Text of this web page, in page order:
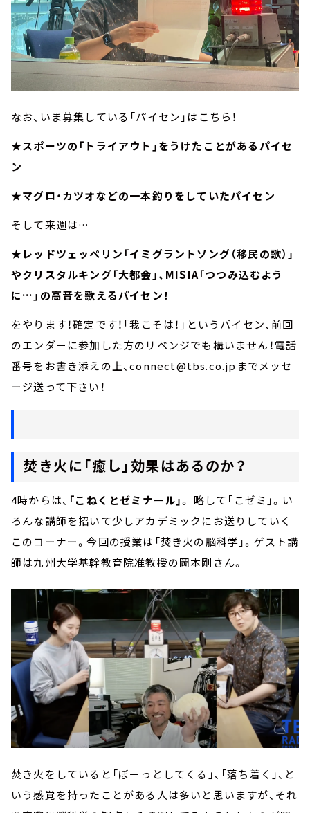
なお、いま募集している「パイセン」はこちら！
★スポーツの「トライアウト」をうけたことがあるパイセ
ン
★マグロ・カツオなどの一本釣りをしていたパイセン
そして来週は…
★レッドツェッペリン「イミグラントソング（移民の歌）」
やクリスタルキング「大都会」、MISIA「つつみ込むよう
に…」の高音を歌えるパイセン！
をやります！確定です！「我こそは！」というパイセン、前回
のエンダーに参加した方のリベンジでも構いません！電話
番号をお書き添えの上、connect@tbs.co.jpまでメッセ
ージ送って下さい！
焚き火に「癒し」効果はあるのか？
4時からは、 「こねくとゼミナール」。 略して「こゼミ」。い
ろんな講師を招いて少しアカデミックにお送りしていく
このコーナー。今回の授業は「焚き火の脳科学」。ゲスト講
師は九州大学基幹教育院准教授の岡本剛さん。
焚き火をしていると「ぼーっとしてくる」、「落ち着く」、と
いう感覚を持ったことがある人は多いと思いますが、それ